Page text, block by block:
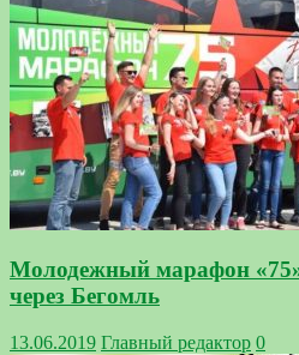
Молодежный марафон
через Бегомль
13.06.2019 Главный редактор 0